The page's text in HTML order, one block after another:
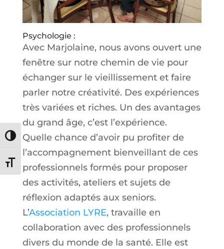
Passer en contraste élevé
Changer la taille de la police
Psychologie :
Avec Marjolaine, nous avons ouvert une
fenêtre sur notre chemin de vie pour
échanger sur le vieillissement et faire
parler notre créativité. Des expériences
très variées et riches. Un des avantages
du grand âge, c’est l’expérience.
Quelle chance d’avoir pu profiter de
l’accompagnement bienveillant de ces
professionnels formés pour proposer
des activités, ateliers et sujets de
réflexion adaptés aux seniors.
L’Association LYRE, travaille en
collaboration avec des professionnels
divers du monde de la santé. Elle est